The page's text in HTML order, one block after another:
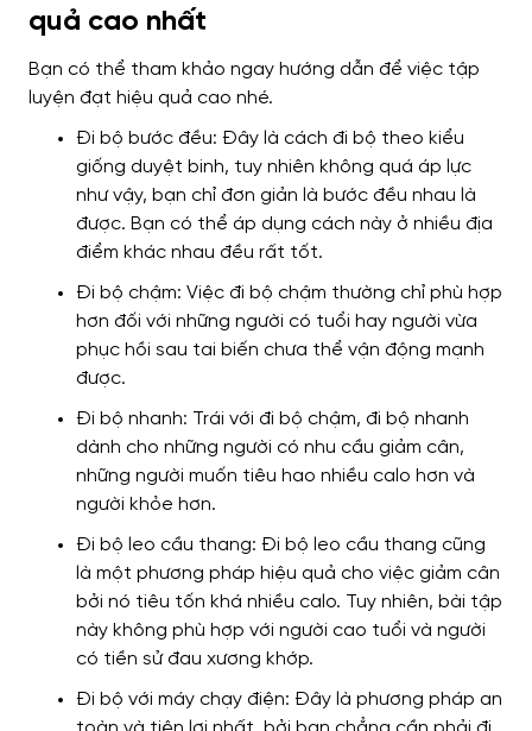
quả cao nhất
Bạn có thể tham khảo ngay hướng dẫn để việc tập
luyện đạt hiệu quả cao nhé.
Đi bộ bước đều: Đây là cách đi bộ theo kiểu
giống duyệt binh, tuy nhiên không quá áp lực
như vậy, bạn chỉ đơn giản là bước đều nhau là
được. Bạn có thể áp dụng cách này ở nhiều địa
điểm khác nhau đều rất tốt.
Đi bộ chậm: Việc đi bộ chậm thường chỉ phù hợp
hơn đối với những người có tuổi hay người vừa
phục hồi sau tai biến chưa thể vận động mạnh
được.
Đi bộ nhanh: Trái với đi bộ chậm, đi bộ nhanh
dành cho những người có nhu cầu giảm cân,
những người muốn tiêu hao nhiều calo hơn và
người khỏe hơn.
Đi bộ leo cầu thang: Đi bộ leo cầu thang cũng
là một phương pháp hiệu quả cho việc giảm cân
bởi nó tiêu tốn khá nhiều calo. Tuy nhiên, bài tập
này không phù hợp với người cao tuổi và người
có tiền sử đau xương khớp.
Đi bộ với máy chạy điện: Đây là phương pháp an